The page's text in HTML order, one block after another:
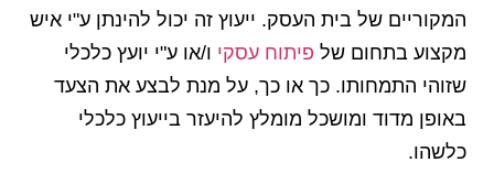
המקוריים של בית העסק. ייעוץ זה יכול להינתן ע"י איש
מקצוע בתחום של פיתוח עסקי ו/או ע"י יועץ כלכלי
שזוהי התמחותו. כך או כך, על מנת לבצע את הצעד
באופן מדוד ומושכל מומלץ להיעזר בייעוץ כלכלי
כלשהו.